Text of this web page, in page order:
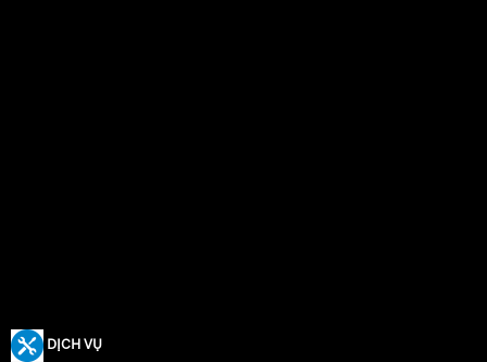
DỊCH VỤ